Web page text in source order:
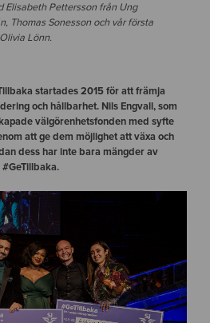
Elisabeth Pettersson från Ung
Thomas Sonesson och vår första
Lönn.
startades 2015 för att främja
och hållbarhet. Nils Engvall, som
välgörenhetsfonden med syfte
att ge dem möjlighet att växa och
dess har inte bara mängder av